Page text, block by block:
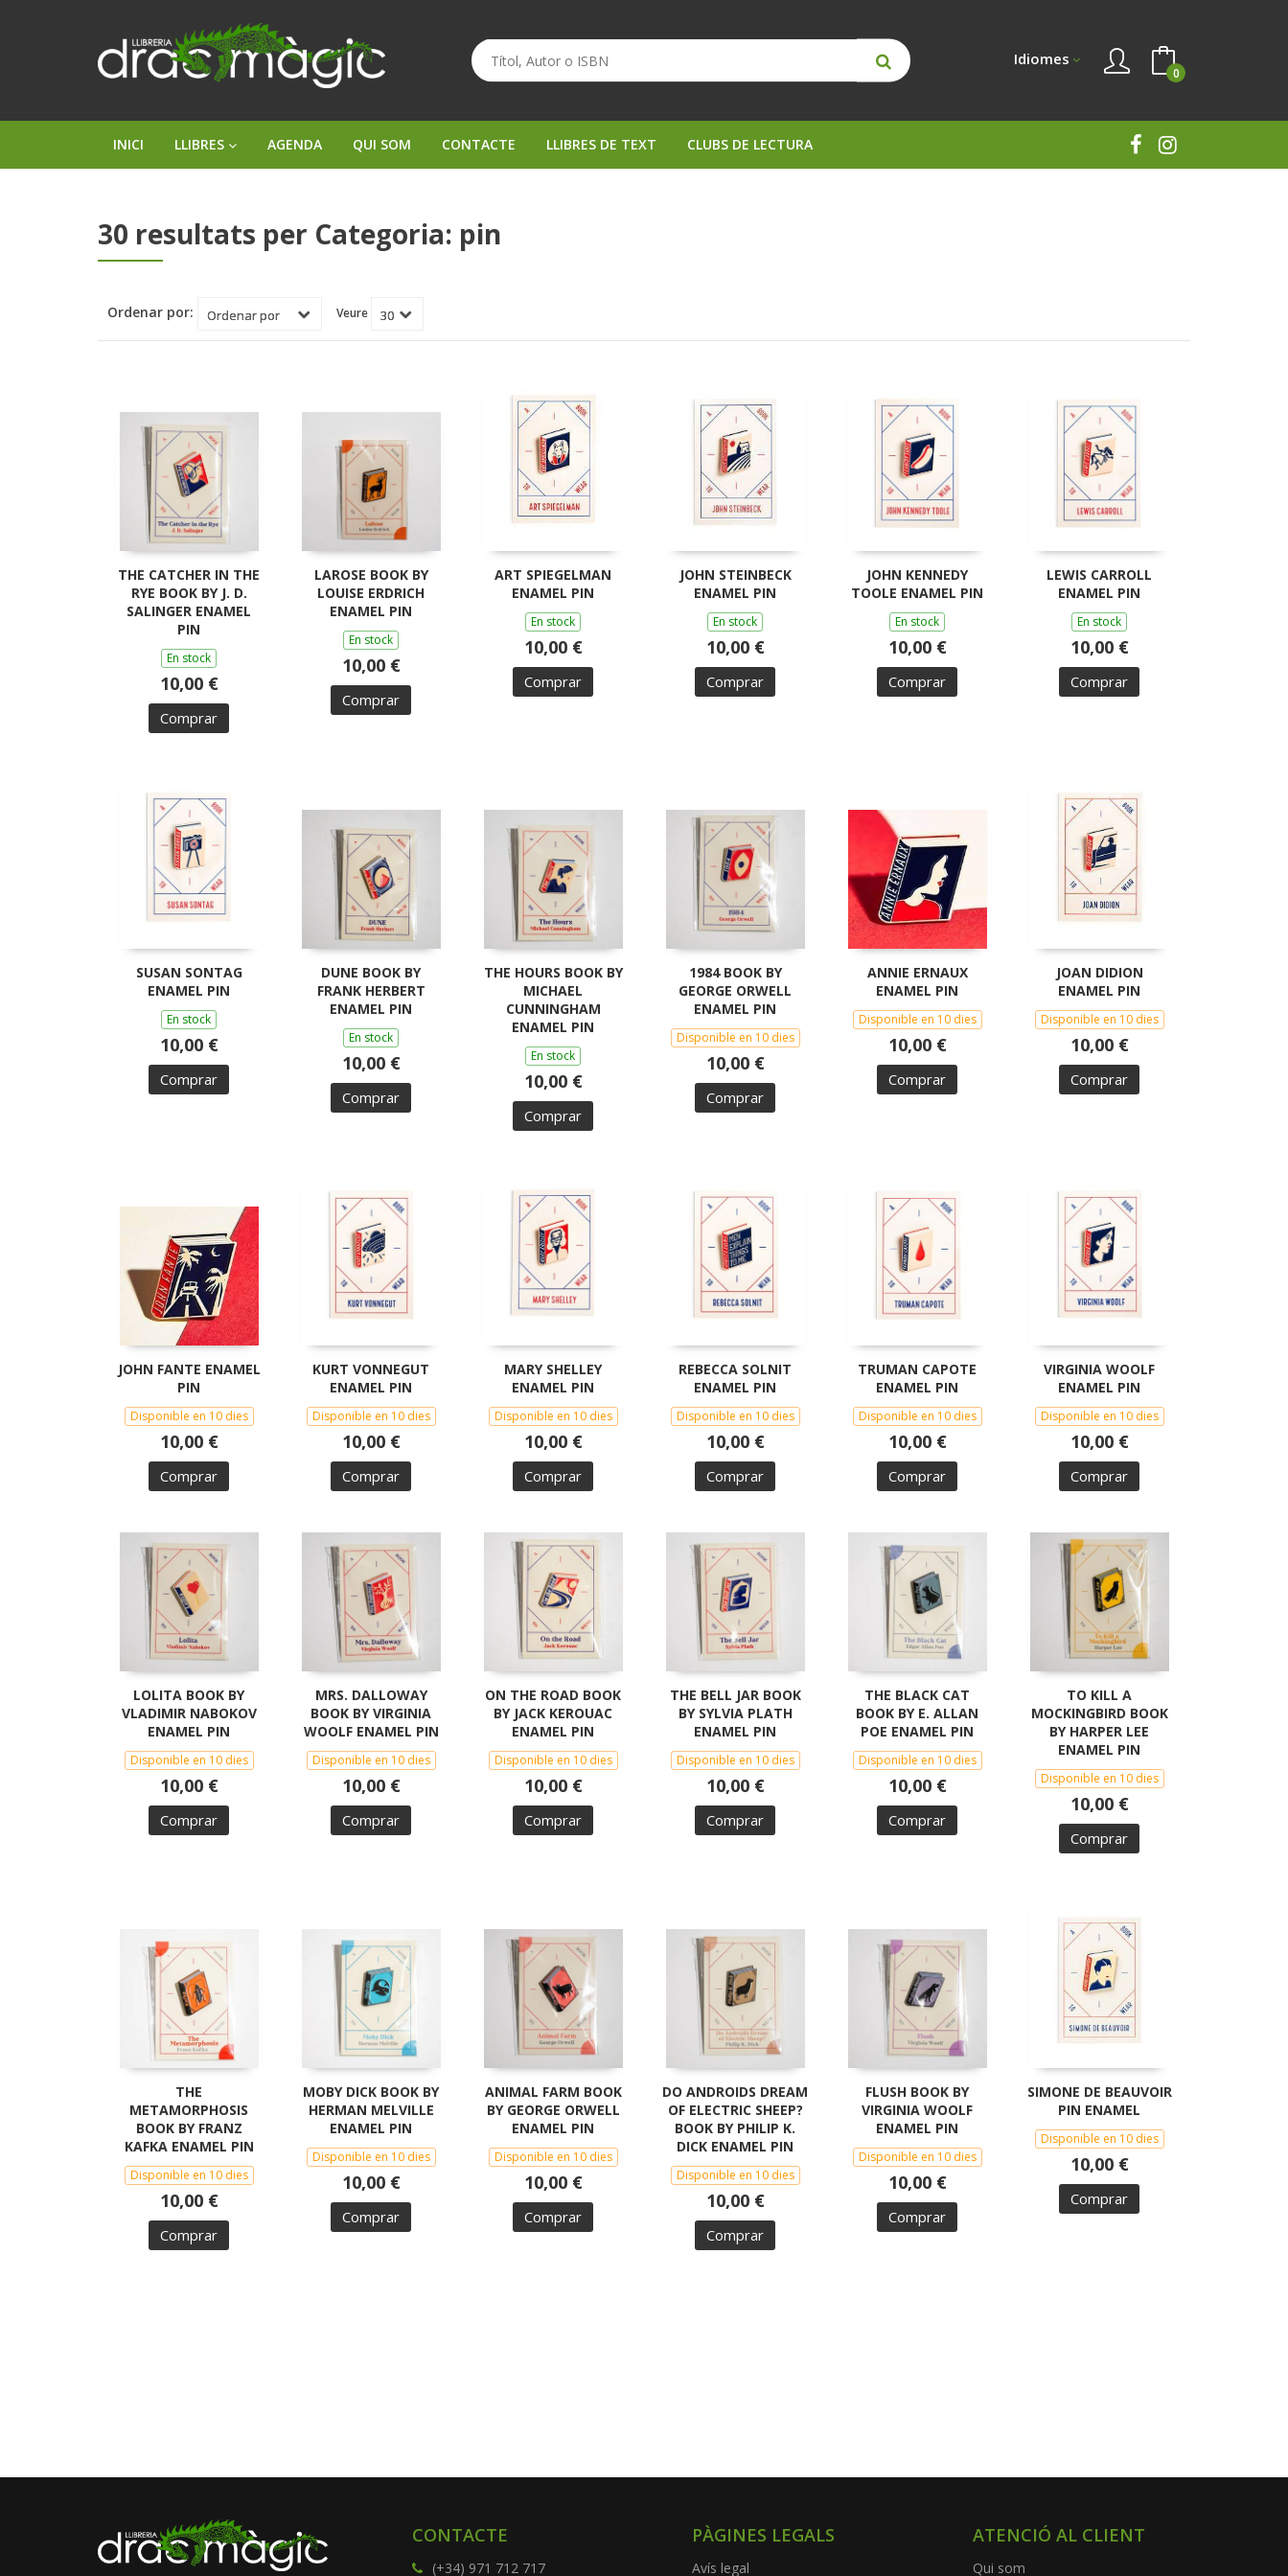
Idiomes
0
INICI LLIBRES AGENDA QUI SOM CONTACTE LLIBRES DE TEXT CLUBS DE LECTURA
30 resultats per Categoria: pin
Ordenar por: Veure
THE CATCHER IN THE
RYE BOOK BY J. D.
SALINGER ENAMEL
PIN
En stock
10,00 €
Comprar
LAROSE BOOK BY
LOUISE ERDRICH
ENAMEL PIN
En stock
10,00 €
Comprar
ART SPIEGELMAN
ENAMEL PIN
En stock
10,00 €
Comprar
JOHN STEINBECK
ENAMEL PIN
En stock
10,00 €
Comprar
JOHN KENNEDY
TOOLE ENAMEL PIN
En stock
10,00 €
Comprar
LEWIS CARROLL
ENAMEL PIN
En stock
10,00 €
Comprar
SUSAN SONTAG
ENAMEL PIN
En stock
10,00 €
Comprar
DUNE BOOK BY
FRANK HERBERT
ENAMEL PIN
En stock
10,00 €
Comprar
THE HOURS BOOK BY
MICHAEL
CUNNINGHAM
ENAMEL PIN
En stock
10,00 €
Comprar
1984 BOOK BY
GEORGE ORWELL
ENAMEL PIN
Disponible en 10 dies
10,00 €
Comprar
ANNIE ERNAUX
ENAMEL PIN
Disponible en 10 dies
10,00 €
Comprar
JOAN DIDION
ENAMEL PIN
Disponible en 10 dies
10,00 €
Comprar
JOHN FANTE ENAMEL
PIN
Disponible en 10 dies
10,00 €
Comprar
KURT VONNEGUT
ENAMEL PIN
Disponible en 10 dies
10,00 €
Comprar
MARY SHELLEY
ENAMEL PIN
Disponible en 10 dies
10,00 €
Comprar
REBECCA SOLNIT
ENAMEL PIN
Disponible en 10 dies
10,00 €
Comprar
TRUMAN CAPOTE
ENAMEL PIN
Disponible en 10 dies
10,00 €
Comprar
VIRGINIA WOOLF
ENAMEL PIN
Disponible en 10 dies
10,00 €
Comprar
LOLITA BOOK BY
VLADIMIR NABOKOV
ENAMEL PIN
Disponible en 10 dies
10,00 €
Comprar
MRS. DALLOWAY
BOOK BY VIRGINIA
WOOLF ENAMEL PIN
Disponible en 10 dies
10,00 €
Comprar
ON THE ROAD BOOK
BY JACK KEROUAC
ENAMEL PIN
Disponible en 10 dies
10,00 €
Comprar
THE BELL JAR BOOK
BY SYLVIA PLATH
ENAMEL PIN
Disponible en 10 dies
10,00 €
Comprar
THE BLACK CAT
BOOK BY E. ALLAN
POE ENAMEL PIN
Disponible en 10 dies
10,00 €
Comprar
TO KILL A
MOCKINGBIRD BOOK
BY HARPER LEE
ENAMEL PIN
Disponible en 10 dies
10,00 €
Comprar
THE
METAMORPHOSIS
BOOK BY FRANZ
KAFKA ENAMEL PIN
Disponible en 10 dies
10,00 €
Comprar
MOBY DICK BOOK BY
HERMAN MELVILLE
ENAMEL PIN
Disponible en 10 dies
10,00 €
Comprar
ANIMAL FARM BOOK
BY GEORGE ORWELL
ENAMEL PIN
Disponible en 10 dies
10,00 €
Comprar
DO ANDROIDS DREAM
OF ELECTRIC SHEEP?
BOOK BY PHILIP K.
DICK ENAMEL PIN
Disponible en 10 dies
10,00 €
Comprar
FLUSH BOOK BY
VIRGINIA WOOLF
ENAMEL PIN
Disponible en 10 dies
10,00 €
Comprar
SIMONE DE BEAUVOIR
PIN ENAMEL
Disponible en 10 dies
10,00 €
Comprar
CONTACTE
(+34) 971 712 717
PÀGINES LEGALS
Avís legal
ATENCIÓ AL CLIENT
Qui som